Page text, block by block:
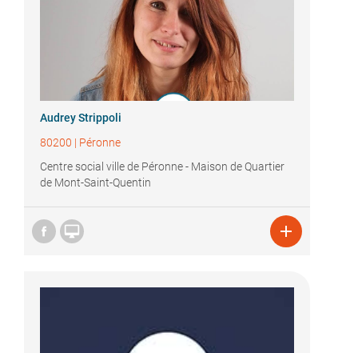
Audrey Strippoli
80200 | Péronne
Centre social ville de Péronne - Maison de Quartier
de Mont-Saint-Quentin
 